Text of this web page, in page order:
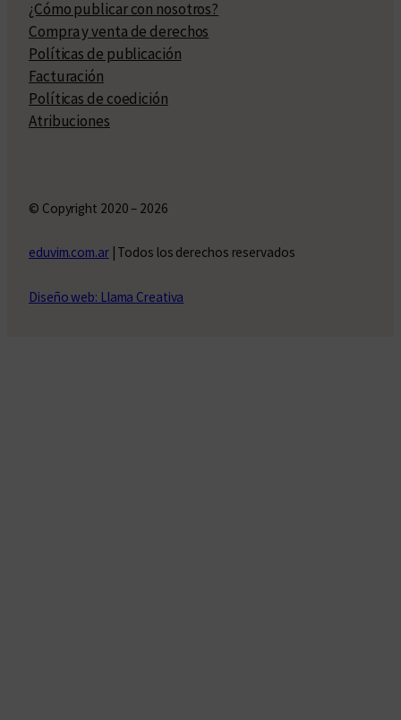
¿Cómo publicar con nosotros?
Compra y venta de derechos
Políticas de publicación
Facturación
Políticas de coedición
Atribuciones
© Copyright 2020 – 2026
eduvim.com.ar| Todos los derechos reservados
Diseño web: Llama Creativa